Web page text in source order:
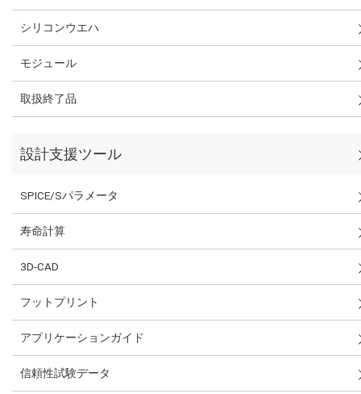
シリコンウエハ
モジュール
取扱終了品
設計支援ツール
SPICE/Sパラメータ
寿命計算
3D-CAD
フットプリント
アプリケーションガイド
信頼性試験データ